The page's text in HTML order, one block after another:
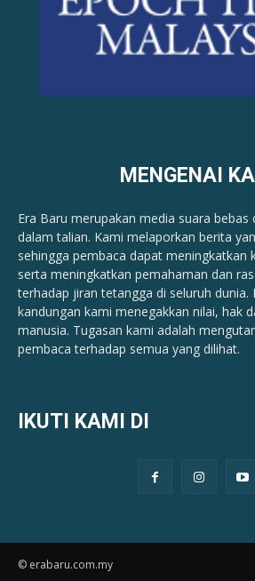
MENGENAI
Era Baru merupakan media suara bebas
dalam talian. Kami melaporkan berita
sehingga pembaca dapat meningkatkan
serta meningkatkan pemahaman dan
terhadap jiran tetangga di seluruh dunia.
kandungan kami menegakkan nilai, hak
manusia. Tugasan kami adalah
pembaca terhadap semua yang dilihat.
IKUTI KAMI DI
© erabaru.com.my